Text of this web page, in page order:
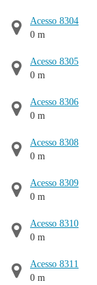
Acesso 8304
0 m
Acesso 8305
0 m
Acesso 8306
0 m
Acesso 8308
0 m
Acesso 8309
0 m
Acesso 8310
0 m
Acesso 8311
0 m